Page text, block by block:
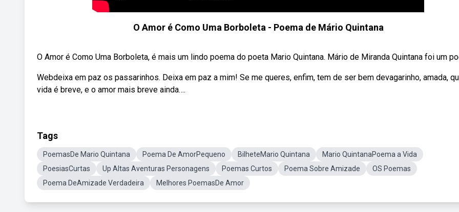
O Amor é Como Uma Borboleta - Poema de Mário Quintana
O Amor é Como Uma Borboleta, é mais um lindo poema do poeta Mario Quintana. Mário de Miranda Quintana foi um
Webdeixa em paz os passarinhos. Deixa em paz a mim! Se me queres, enfim, tem de ser bem devagarinho, amada,
vida é breve, e o amor mais breve ainda….
Tags
PoemasDe Mario Quintana Poema De AmorPequeno BilheteMario Quintana
Mario QuintanaPoema a Vida
PoesiasCurtas
Up Altas Aventuras Personagens Poemas Curtos Poema Sobre Amizade
OS Poemas
Poema DeAmizade Verdadeira
Melhores PoemasDe Amor